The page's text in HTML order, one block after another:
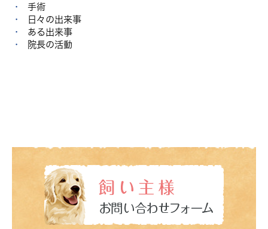
手術
日々の出来事
ある出来事
院長の活動